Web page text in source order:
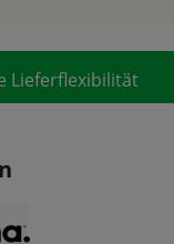
Lieferflexibilität